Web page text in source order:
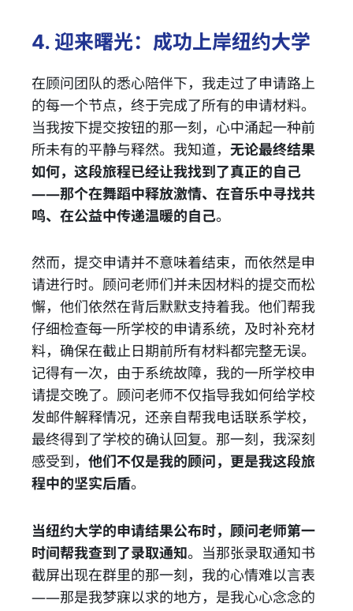
4. 迎来曙光：成功上岸纽约大学
在顾问团队的悉心陪伴下，我走过了申请路上
的每一个节点，终于完成了所有的申请材料。
当我按下提交按钮的那一刻，心中涌起一种前
所未有的平静与释然。我知道， 无论最终结果
如何，这段旅程已经让我找到了真正的自己
——那个在舞蹈中释放激情、在音乐中寻找共
鸣、在公益中传递温暖的自己。
然而，提交申请并不意味着结束，而依然是申
请进行时。顾问老师们并未因材料的提交而松
懈，他们依然在背后默默支持着我。他们帮我
仔细检查每一所学校的申请系统，及时补充材
料，确保在截止日期前所有材料都完整无误。
记得有一次，由于系统故障，我的一所学校申
请提交晚了。顾问老师不仅指导我如何给学校
发邮件解释情况，还亲自帮我电话联系学校，
最终得到了学校的确认回复。那一刻，我深刻
感受到， 他们不仅是我的顾问，更是我这段旅
程中的坚实后盾。
当纽约大学的申请结果公布时，顾问老师第一
时间帮我查到了录取通知。当那张录取通知书
截屏出现在群里的那一刻，我的心情难以言表
——那是我梦寐以求的地方，是我心心念念的